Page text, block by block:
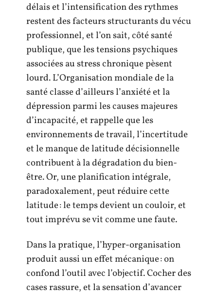
délais et l’intensification des rythmes
restent des facteurs structurants du vécu
professionnel, et l’on sait, côté santé
publique, que les tensions psychiques
associées au stress chronique pèsent
lourd. L’Organisation mondiale de la
santé classe d’ailleurs l’anxiété et la
dépression parmi les causes majeures
d’incapacité, et rappelle que les
environnements de travail, l’incertitude
et le manque de latitude décisionnelle
contribuent à la dégradation du bien-
être. Or, une planification intégrale,
paradoxalement, peut réduire cette
latitude : le temps devient un couloir, et
tout imprévu se vit comme une faute.
Dans la pratique, l’hyper-organisation
produit aussi un effet mécanique : on
confond l’outil avec l’objectif. Cocher des
cases rassure, et la sensation d’avancer